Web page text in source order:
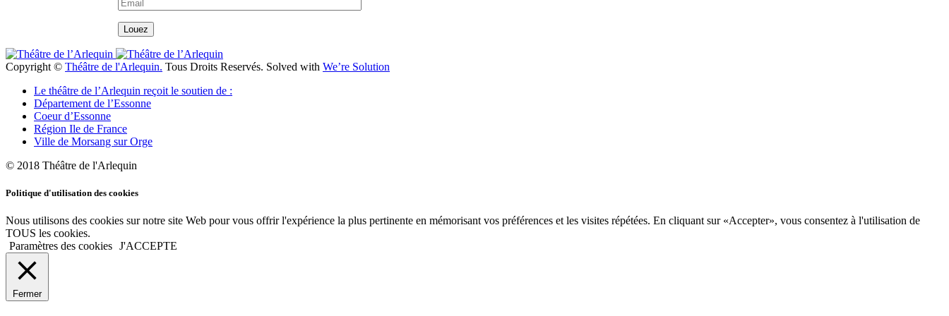
Copyright © Théâtre de l'Arlequin. Tous Droits Reservés. Solved with We’re Solution
Le théâtre de l’Arlequin reçoit le soutien de :
Département de l’Essonne
Coeur d’Essonne
Région Ile de France
Ville de Morsang sur Orge
© 2018 Théâtre de l'Arlequin
Politique d'utilisation des cookies
Nous utilisons des cookies sur notre site Web pour vous offrir l'expérience la plus pertinente en mémorisant vos préférences et les visites répétées. En cliquant sur «Accepter», vous consentez à l'utilisation de
TOUS les cookies.
Paramètres des cookies J'ACCEPTE
Fermer